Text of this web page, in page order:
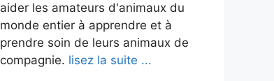
aider les amateurs d'animaux du
monde entier à apprendre et à
prendre soin de leurs animaux de
compagnie. lisez la suite ...